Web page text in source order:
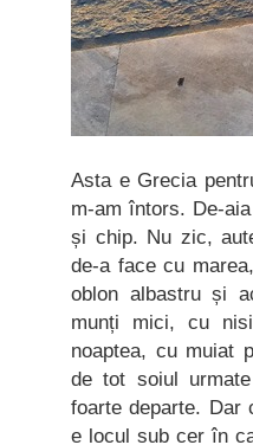
Asta e Grecia
m-am întors. De-
și chip. Nu zic,
de-a face cu
oblon albastru și
munți mici, cu
noaptea, cu muiat
de tot soiul
foarte departe.
e locul sub cer în